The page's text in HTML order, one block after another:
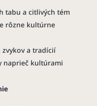
tabu a citlivých tém
rôzne kultúrne
a tradícií
naprieč kultúrami